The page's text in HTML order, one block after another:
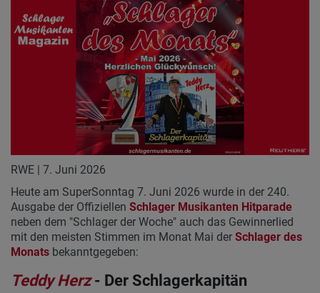
RWE | 7. Juni 2026
Heute am SuperSonntag 7. Juni 2026 wurde in der 240.
Ausgabe der Offiziellen Schlager Musikanten Hitparade
neben dem "Schlager der Woche" auch das Gewinnerlied
mit den meisten Stimmen im Monat Mai der Schlager des
Monats bekanntgegeben:
Teddy Herz- Der Schlagerkapitän